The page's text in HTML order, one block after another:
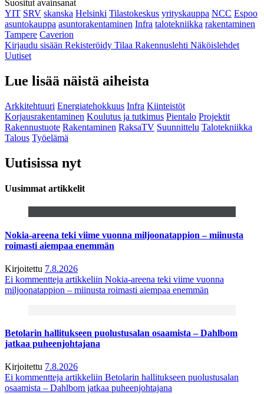
Suositut avainsanat
YIT SRV skanska Helsinki Tilastokeskus yrityskauppa NCC Espoo
asuntokauppa asuntorakentaminen Infra talotekniikka rakentaminen
Tampere Caverion
Kirjaudu sisään Rekisteröidy Tilaa Rakennuslehti Näköislehdet
Uutiset
Lue lisää näistä aiheista
Arkkitehtuuri Energiatehokkuus Infra Kiinteistöt
Korjausrakentaminen Koulutus ja tutkimus Pientalo Projektit
Rakennustuote Rakentaminen RaksaTV Suunnittelu Talotekniikka
Talous Työelämä
Uutisissa nyt
Uusimmat artikkelit
Nokia-areena teki viime vuonna miljoonatappion – miinusta
roimasti aiempaa enemmän
Kirjoitettu 7.8.2026
Ei kommentteja artikkeliin Nokia-areena teki viime vuonna
miljoonatappion – miinusta roimasti aiempaa enemmän
Betolarin hallitukseen puolustusalan osaamista – Dahlbom
jatkaa puheenjohtajana
Kirjoitettu 7.8.2026
Ei kommentteja artikkeliin Betolarin hallitukseen puolustusalan
osaamista – Dahlbom jatkaa puheenjohtajana